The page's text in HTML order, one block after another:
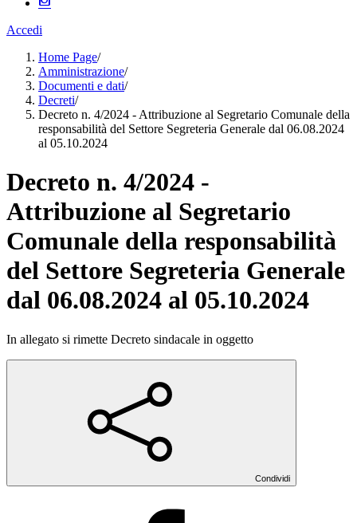
Accedi
Home Page/
Amministrazione/
Documenti e dati/
Decreti/
Decreto n. 4/2024 - Attribuzione al Segretario Comunale della
responsabilità del Settore Segreteria Generale dal 06.08.2024
al 05.10.2024
Decreto n. 4/2024 -
Attribuzione al Segretario
Comunale della responsabilità
del Settore Segreteria Generale
dal 06.08.2024 al 05.10.2024
In allegato si rimette Decreto sindacale in oggetto
Condividi